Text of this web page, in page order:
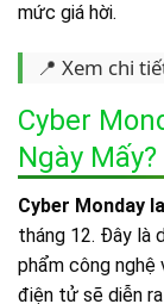
mức giá hời.
📍 Xem chi
Cyber
Ngày Mấy?
Cyber Monday
tháng 12. Đây là
phẩm công nghệ
điện tử sẽ diễn